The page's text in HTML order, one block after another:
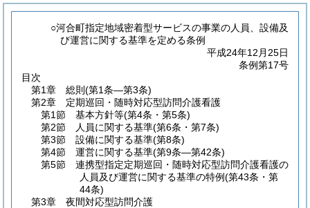
○河合町指定地域密着型サービスの事業の人員、設備及
び運営に関する基準を定める条例
平成24年12月25日
条例第17号
目次
第1章
総則 (第1条―第3条)
第2章
定期巡回・随時対応型訪問介護看護
第1節
基本方針等(第4条・第5条)
第2節
人員に関する基準(第6条・第7条)
第3節
設備に関する基準(第8条)
第4節
運営に関する基準(第9条―第42条)
第5節
連携型指定定期巡回・随時対応型訪問介護看護の
人員及び運営に関する基準の特例(第43条・第
44条)
第3章
夜間対応型訪問介護